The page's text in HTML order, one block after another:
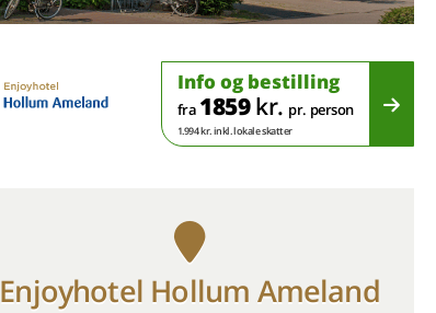
Info og bestilling
fra 1859kr. pr. person
1.994 kr. inkl. lokale skatter
Enjoyhotel Hollum Ameland